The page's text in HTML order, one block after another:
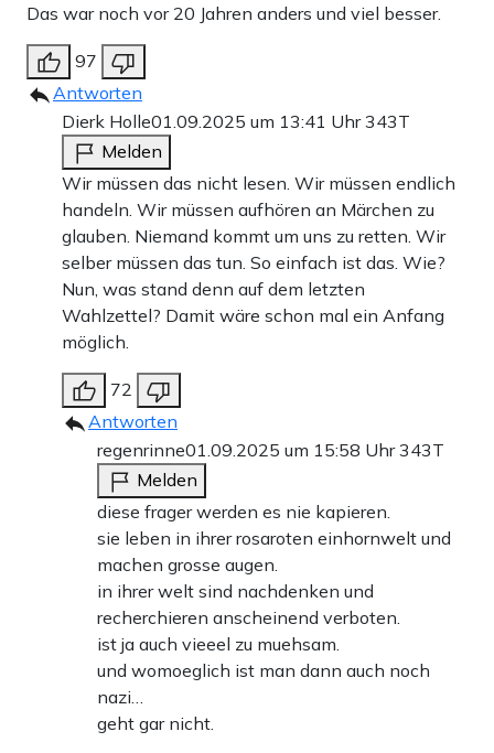
Das war noch vor 20 Jahren anders und viel besser.
97
Antworten
Dierk Holle01.09.2025 um 13:41 Uhr343T
Melden
Wir müssen das nicht lesen. Wir müssen endlich
handeln. Wir müssen aufhören an Märchen zu
glauben. Niemand kommt um uns zu retten. Wir
selber müssen das tun. So einfach ist das. Wie?
Nun, was stand denn auf dem letzten
Wahlzettel? Damit wäre schon mal ein Anfang
möglich.
72
Antworten
regenrinne01.09.2025 um 15:58 Uhr343T
Melden
diese frager werden es nie kapieren.
sie leben in ihrer rosaroten einhornwelt und
machen grosse augen.
in ihrer welt sind nachdenken und
recherchieren anscheinend verboten.
ist ja auch vieeel zu muehsam.
und womoeglich ist man dann auch noch
nazi…
geht gar nicht.